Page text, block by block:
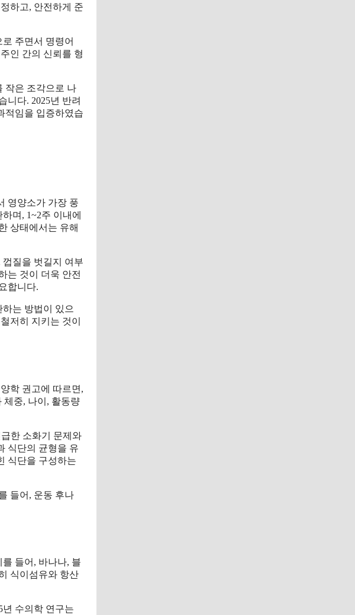
하고, 안전하게 준
주면서 명령어
인 간의 신뢰를 형
작은 조각으로 나
니다. 2025년 반려
적임을 입증하였습
영양소가 가장 풍
며, 1~2주 이내에
상태에서는 유해
질을 벗길지 여부
는 것이 더욱 안전
합니다.
는 방법이 있으
저히 지키는 것이
학 권고에 따르면,
체중, 나이, 활동량
한 소화기 문제와
식단의 균형을 유
식단을 구성하는
들어, 운동 후나
들어, 바나나, 블
식이섬유와 항산
수의학 연구는